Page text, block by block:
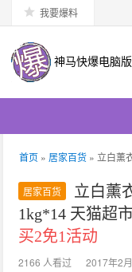
我要爆料
神马快爆电脑
首页 » 居家百货 » 立白薰
居家百货
立白薰
1kg*14 天猫超
买2免1活动
2166 人看过 2017年2